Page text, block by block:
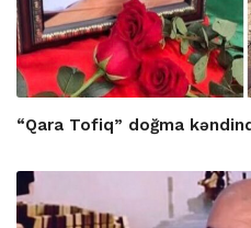
“Qara Tofiq” doğma